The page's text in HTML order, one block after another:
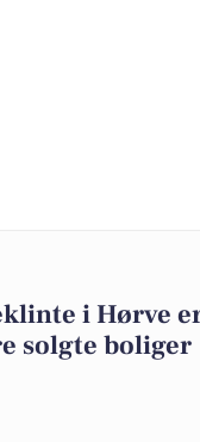
i Hørve
solgte boliger